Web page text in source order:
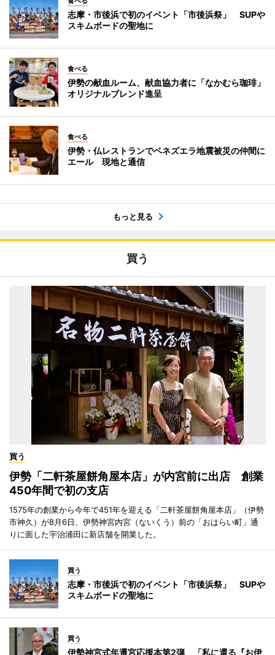
志摩・市後浜で初のイベント「市後浜祭」 SUPや
スキムボードの聖地に
食べる
伊勢の献血ルーム、献血協力者に「なかむら珈琲」
オリジナルブレンド進呈
食べる
伊勢・仏レストランでベネズエラ地震被災の仲間に
エール 現地と通信
もっと見る
買う
買う
伊勢「二軒茶屋餅角屋本店」が内宮前に出店 創業
450年間で初の支店
1575年の創業から今年で451年を迎える「二軒茶屋餅角屋本店」（伊勢
市神久）が8月6日、伊勢神宮内宮（ないくう）前の「おはらい町」通
りに面した宇治浦田に新店舗を開業した。
買う
志摩・市後浜で初のイベント「市後浜祭」 SUPや
スキムボードの聖地に
買う
伊勢神宮式年遷宮応援本第2弾 「私に還る『お伊